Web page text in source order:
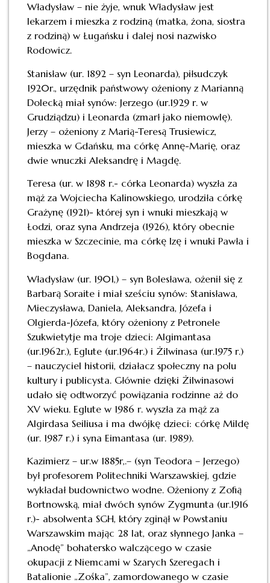
Władysław – nie żyje, wnuk Władysław jest
lekarzem i mieszka z rodziną (matka, żona, siostra
z rodziną) w Ługańsku i dalej nosi nazwisko
Rodowicz.
Stanisław (ur. 1892 – syn Leonarda), piłsudczyk
1920r., urzędnik państwowy ożeniony z Marianną
Dolecką miał synów: Jerzego (ur.1929 r. w
Grudziądzu) i Leonarda (zmarł jako niemowlę).
Jerzy – ożeniony z Marią-Teresą Trusiewicz,
mieszka w Gdańsku, ma córkę Annę-Marię, oraz
dwie wnuczki Aleksandrę i Magdę.
Teresa (ur. w 1898 r.- córka Leonarda) wyszła za
mąż za Wojciecha Kalinowskiego, urodziła córkę
Grażynę (1921)- której syn i wnuki mieszkają w
Łodzi, oraz syna Andrzeja (1926), który obecnie
mieszka w Szczecinie, ma córkę Izę i wnuki Pawła i
Bogdana.
Władysław (ur. 1901,) – syn Bolesława, ożenił się z
Barbarą Soraite i miał sześciu synów: Stanisława,
Mieczysława, Daniela, Aleksandra, Józefa i
Olgierda-Józefa, który ożeniony z Petronele
Szukwietytje ma troje dzieci: Algimantasa
(ur.1962r.), Eglute (ur.1964r.) i Żilwinasa (ur.1975 r.)
– nauczyciel historii, działacz społeczny na polu
kultury i publicysta. Głównie dzięki Żilwinasowi
udało się odtworzyć powiązania rodzinne aż do
XV wieku. Eglute w 1986 r. wyszła za mąż za
Algirdasa Seiliusa i ma dwójkę dzieci: córkę Mildę
(ur. 1987 r.) i syna Eimantasa (ur. 1989).
Kazimierz – ur.w 1885r,.– (syn Teodora – Jerzego)
był profesorem Politechniki Warszawskiej, gdzie
wykładał budownictwo wodne. Ożeniony z Zofią
Bortnowską, miał dwóch synów Zygmunta (ur.1916
r.)- absolwenta SGH, który zginął w Powstaniu
Warszawskim mając 28 lat, oraz słynnego Janka –
„Anodę” bohatersko walczącego w czasie
okupacji z Niemcami w Szarych Szeregach i
Batalionie „Zośka”, zamordowanego w czasie